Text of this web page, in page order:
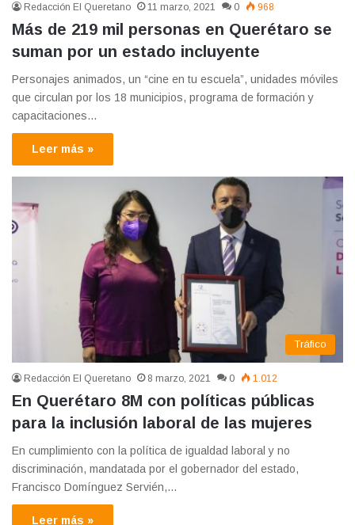
Redacción El Queretano 11 marzo, 2021 0 968
Más de 219 mil personas en Querétaro se
suman por un estado incluyente
Personajes animados, un “cine en tu escuela”, unidades móviles
que circulan por los 18 municipios, programa de formación y
capacitaciones…
Leer más »
Tráfico
Redacción El Queretano 8 marzo, 2021 0 1.012
En Querétaro 8M con políticas públicas
para la inclusión laboral de las mujeres
En cumplimiento con la política de igualdad laboral y no
discriminación, mandatada por el gobernador del estado,
Francisco Domínguez Servién,…
Leer más »